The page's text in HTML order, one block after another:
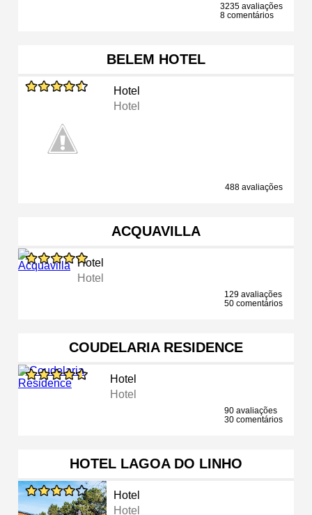
3235 avaliações
8 comentários
BELEM HOTEL
Hotel
Hotel
488 avaliações
ACQUAVILLA
Hotel
Hotel
129 avaliações
50 comentários
COUDELARIA RESIDENCE
Hotel
Hotel
90 avaliações
30 comentários
HOTEL LAGOA DO LINHO
Hotel
Hotel